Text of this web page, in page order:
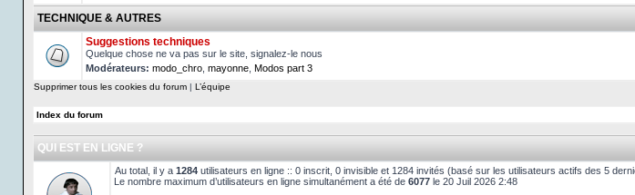
TECHNIQUE & AUTRES
Suggestions techniques
Quelque chose ne va pas sur le site, signalez-le nous
Modérateurs: modo_chro mayonne Modos part 3
Supprimer tous les cookies du forum | L’équipe
Index du forum
QUI EST EN LIGNE ?
Au total, il y a 1284 utilisateurs en ligne :: 0 inscrit, 0 invisible et 1284 invités (basé sur les utilisateurs actifs des 5
Le nombre maximum d’utilisateurs en ligne simultanément a été de 6077 le 20 Juil 2026 2:48